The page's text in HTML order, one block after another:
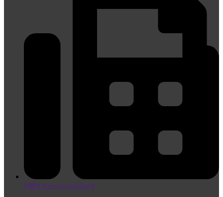
ফ্যাক্সঃ +৮৮-০২-৯৬৬৪৯৮৪